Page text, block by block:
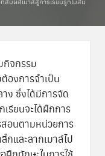
กิจกรรม
องการจำเป็น
ง ซึ่งได้มีการจัด
รียนจะได้ฝึกการ
อนตามหน่วยการ
กและลากเมาส์ไป